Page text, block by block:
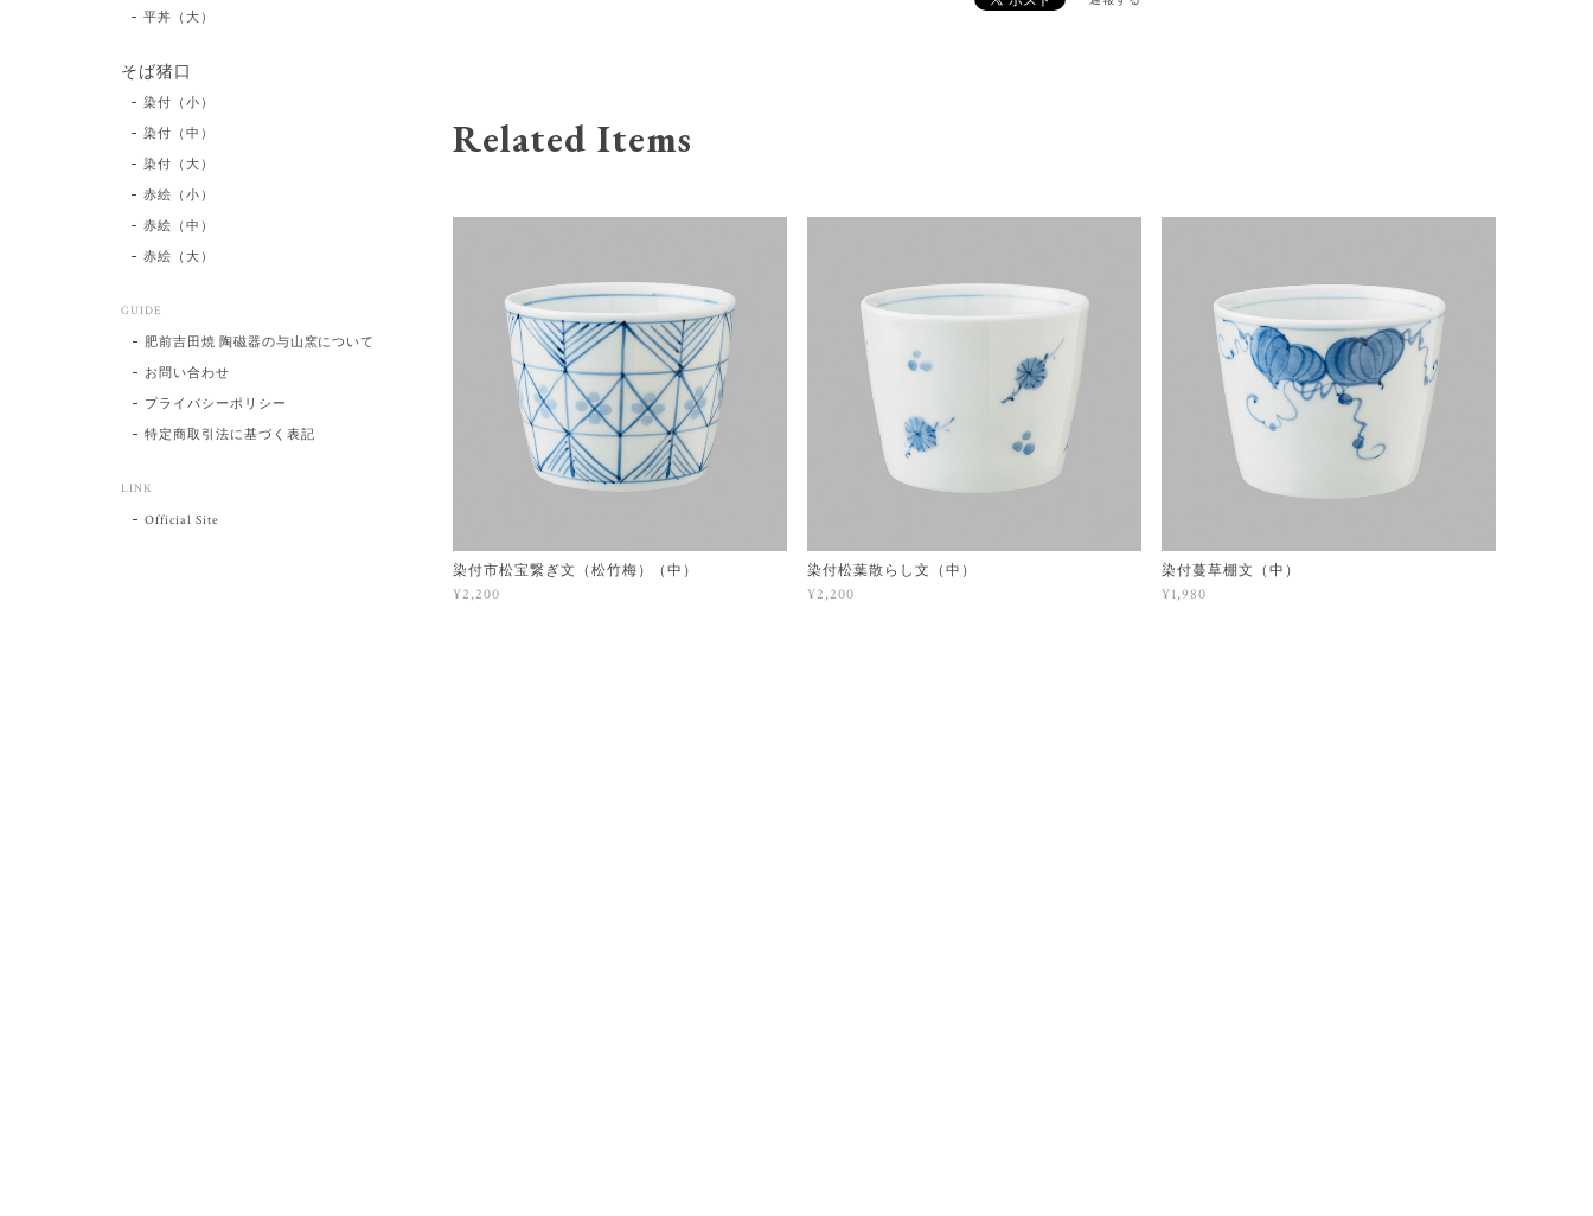
Related Items
染付市松宝繋ぎ文（松竹梅）（中）
¥2,200
染付松葉散らし文（中）
¥2,200
染付蔓草棚文（中）
¥1,980
平丼（大）
そば猪口
染付（小）
染付（中）
染付（大）
赤絵（小）
赤絵（中）
赤絵（大）
GUIDE
肥前吉田焼 陶磁器の与山窯について
お問い合わせ
プライバシーポリシー
特定商取引法に基づく表記
LINK
Official Site